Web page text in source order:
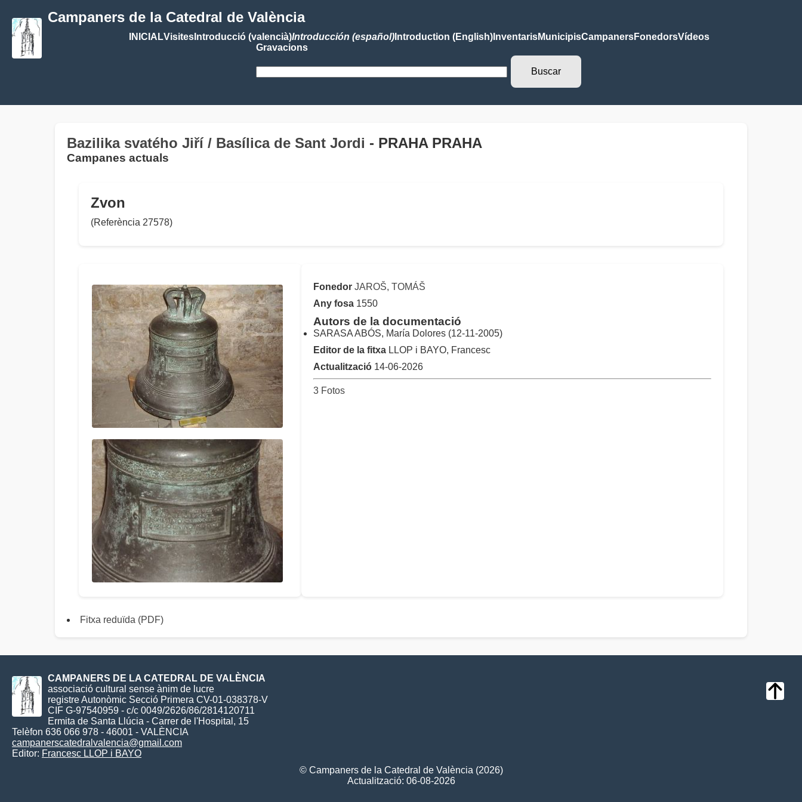
Campaners de la Catedral de València
INICIALVisitesIntroducció (valencià)Introducción (español)Introduction (English)InventarisMunicipisCampanersFonedorsVídeos
Gravacions
Bazilika svatého Jiří / Basílica de Sant Jordi - PRAHA PRAHA
Campanes actuals
Zvon
(Referència 27578)
Fonedor JAROŠ, TOMÁŠ
Any fosa 1550
Autors de la documentació
SARASA ABÓS, María Dolores (12-11-2005)
Editor de la fitxa LLOP i BAYO, Francesc
Actualització 14-06-2026
3 Fotos
Fitxa reduïda (PDF)
CAMPANERS DE LA CATEDRAL DE VALÈNCIA
associació cultural sense ànim de lucre
registre Autonòmic Secció Primera CV-01-038378-V
CIF G-97540959 - c/c 0049/2626/86/2814120711
Ermita de Santa Llúcia - Carrer de l'Hospital, 15
Telèfon 636 066 978 - 46001 - VALÈNCIA
campanerscatedralvalencia@gmail.com
Editor: Francesc LLOP i BAYO
© Campaners de la Catedral de València (2026)
Actualització: 06-08-2026